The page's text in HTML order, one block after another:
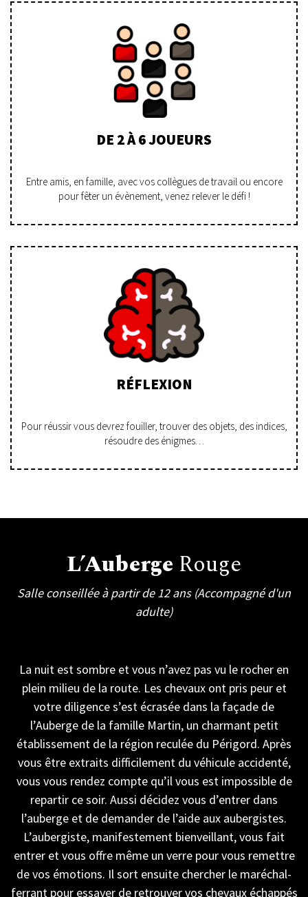
DE 2 À 6 JOUEURS
Entre amis, en famille, avec vos collègues de travail ou encore
pour fêter un évènement, venez relever le défi !
RÉFLEXION
Pour réussir vous devrez fouiller, trouver des objets, des indices,
résoudre des énigmes…
L’Auberge Rouge
Salle conseillée à partir de 12 ans (Accompagné d'un
adulte)
La nuit est sombre et vous n’avez pas vu le rocher en
plein milieu de la route. Les chevaux ont pris peur et
votre diligence s’est écrasée dans la façade de
l’Auberge de la famille Martin, un charmant petit
établissement de la région reculée du Périgord. Après
vous être extraits difficilement du véhicule accidenté,
vous vous rendez compte qu’il vous est impossible de
repartir ce soir. Aussi décidez vous d’entrer dans
l’auberge et de demander de l’aide aux aubergistes.
L’aubergiste, manifestement bienveillant, vous fait
entrer et vous offre même un verre pour vous remettre
de vos émotions. Il sort ensuite chercher le maréchal-
ferrant pour essayer de retrouver vos chevaux échappés